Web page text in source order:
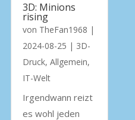
3D: Minions
rising
von TheFan1968 |
2024-08-25 | 3D-
Druck, Allgemein,
IT-Welt
Irgendwann reizt
es wohl jeden